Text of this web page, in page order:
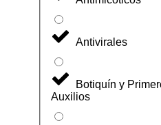
Antivirales
Botiquín y
Auxilios